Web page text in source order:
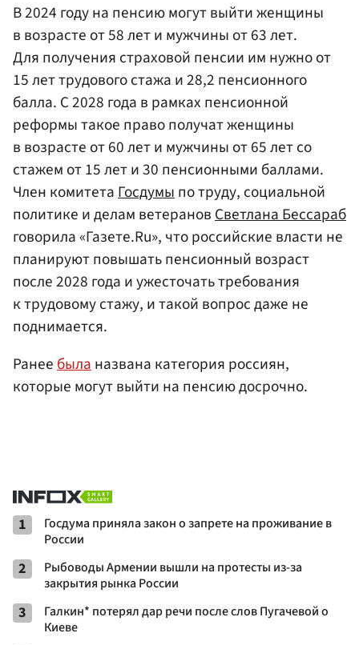
В 2024 году на пенсию могут выйти женщины
в возрасте от 58 лет и мужчины от 63 лет.
Для получения страховой пенсии им нужно от
15 лет трудового стажа и 28,2 пенсионного
балла. С 2028 года в рамках пенсионной
реформы такое право получат женщины
в возрасте от 60 лет и мужчины от 65 лет со
стажем от 15 лет и 30 пенсионными баллами.
Член комитета Госдумы по труду, социальной
политике и делам ветеранов Светлана Бессараб
говорила «Газете.Ru», что российские власти не
планируют повышать пенсионный возраст
после 2028 года и ужесточать требования
к трудовому стажу, и такой вопрос даже не
поднимается.
Ранеебыланазвана категория россиян,
которые могут выйти на пенсию досрочно.
1
Госдума приняла закон о запрете на проживание в
России
2
Рыбоводы Армении вышли на протесты из-за
закрытия рынка России
3
Галкин* потерял дар речи после слов Пугачевой о
Киеве